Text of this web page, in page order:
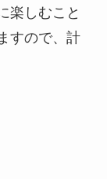
楽しむこと
すので、計